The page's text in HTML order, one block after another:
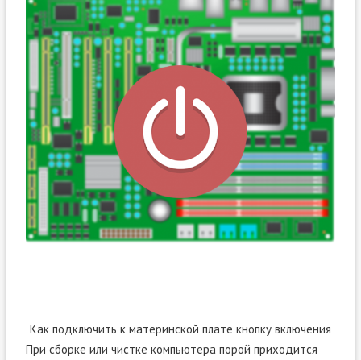
Как подключить к материнской плате кнопку включения
При сборке или чистке компьютера порой приходится